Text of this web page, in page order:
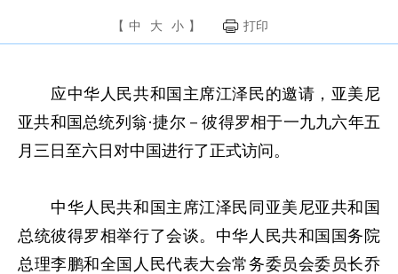
【 中 大 小 】 打印
应中华人民共和国主席江泽民的邀请，亚美尼
亚共和国总统列翁·捷尔－彼得罗相于一九九六年五
月三日至六日对中国进行了正式访问。
中华人民共和国主席江泽民同亚美尼亚共和国
总统彼得罗相举行了会谈。中华人民共和国国务院
总理李鹏和全国人民代表大会常务委员会委员长乔